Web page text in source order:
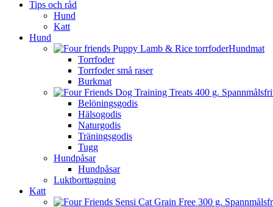
Tips och råd
Hund
Katt
Hund
Hundmat
Torrfoder
Torrfoder små raser
Burkmat
Belöningsgodis
Hälsogodis
Naturgodis
Träningsgodis
Tugg
Hundpåsar
Hundpåsar
Luktborttagning
Katt